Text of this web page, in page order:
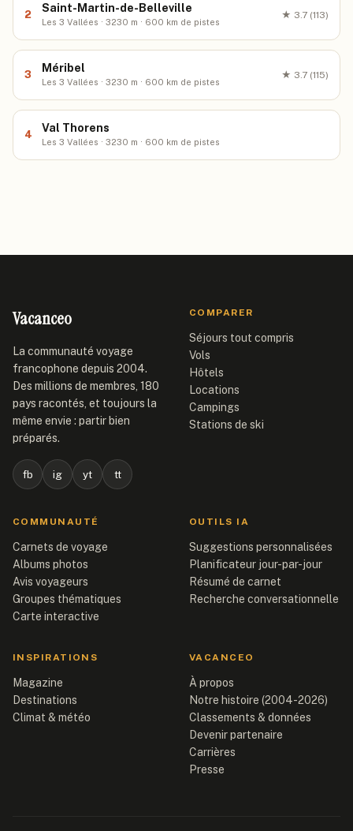
2
Saint-Martin-de-Belleville
Les 3 Vallées · 3230 m · 600 km de pistes
★ 3.7 (113)
3
Méribel
Les 3 Vallées · 3230 m · 600 km de pistes
★ 3.7 (115)
4
Val Thorens
Les 3 Vallées · 3230 m · 600 km de pistes
Vacanceo
La communauté voyage
francophone depuis 2004.
Des millions de membres, 180
pays racontés, et toujours la
même envie : partir bien
préparés.
fb ig yt tt
COMPARER
Séjours tout compris
Vols
Hôtels
Locations
Campings
Stations de ski
COMMUNAUTÉ
Carnets de voyage
Albums photos
Avis voyageurs
Groupes thématiques
Carte interactive
OUTILS IA
Suggestions personnalisées
Planificateur jour-par-jour
Résumé de carnet
Recherche conversationnelle
INSPIRATIONS
Magazine
Destinations
Climat & météo
VACANCEO
À propos
Notre histoire (2004-2026)
Classements & données
Devenir partenaire
Carrières
Presse